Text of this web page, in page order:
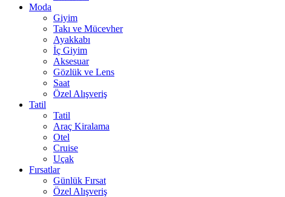
Moda
Giyim
Takı ve Mücevher
Ayakkabı
İç Giyim
Aksesuar
Gözlük ve Lens
Saat
Özel Alışveriş
Tatil
Tatil
Araç Kiralama
Otel
Cruise
Uçak
Fırsatlar
Günlük Fırsat
Özel Alışveriş